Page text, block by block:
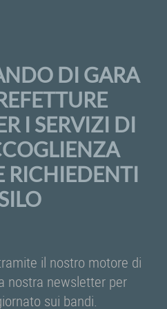
DI GARA
I SERVIZI DI
RICHIEDENTI
il nostro motore di
nostra newsletter per
sui bandi.